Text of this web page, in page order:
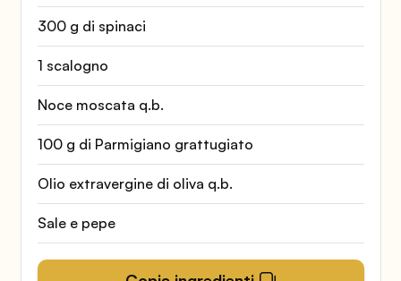
300 g di spinaci
1 scalogno
Noce moscata q.b.
100 g di Parmigiano grattugiato
Olio extravergine di oliva q.b.
Sale e pepe